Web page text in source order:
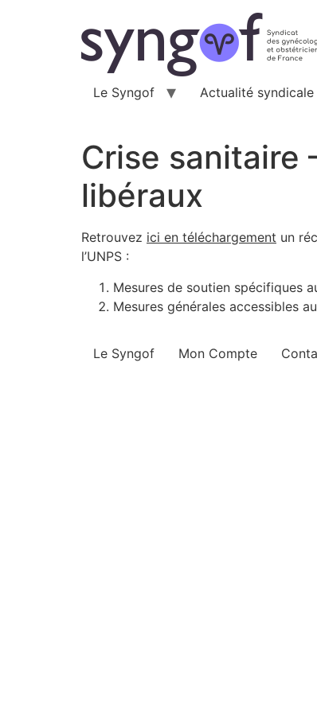
Le Syngof Actualité syndicale
Crise sanitaire
libéraux
Retrouvez ici en téléchargement un
l’UNPS :
Mesures de soutien spécifiques
Mesures générales accessibles
Le Syngof Mon Compte